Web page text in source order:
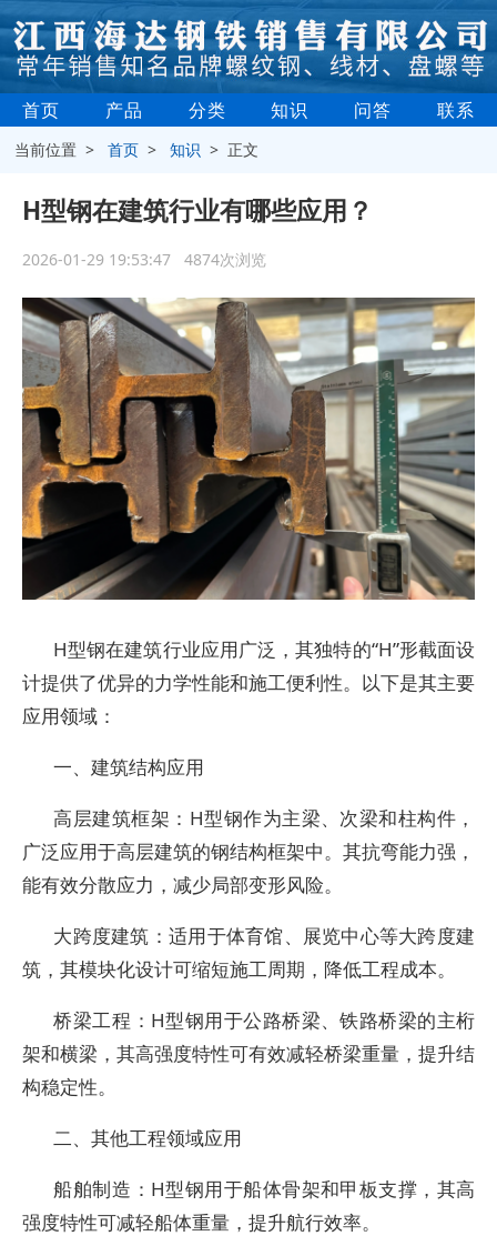
首页 产品 分类 知识 问答 联系
当前位置 >首页 >知识 > 正文
H型钢在建筑行业有哪些应用？
2026-01-29 19:53:47 4874次浏览
H型钢在建筑行业应用广泛，其独特的“H”形截面设
计提供了优异的力学性能和施工便利性。以下是其主要
应用领域：
一、建筑结构应用
‌高层建筑框架‌：H型钢作为主梁、次梁和柱构件，
广泛应用于高层建筑的钢结构框架中。其抗弯能力强，
能有效分散应力，减少局部变形风险。
‌大跨度建筑‌：适用于体育馆、展览中心等大跨度建
筑，其模块化设计可缩短施工周期，降低工程成本。
‌桥梁工程‌：H型钢用于公路桥梁、铁路桥梁的主桁
架和横梁，其高强度特性可有效减轻桥梁重量，提升结
构稳定性。
二、其他工程领域应用
‌船舶制造‌：H型钢用于船体骨架和甲板支撑，其高
强度特性可减轻船体重量，提升航行效率。